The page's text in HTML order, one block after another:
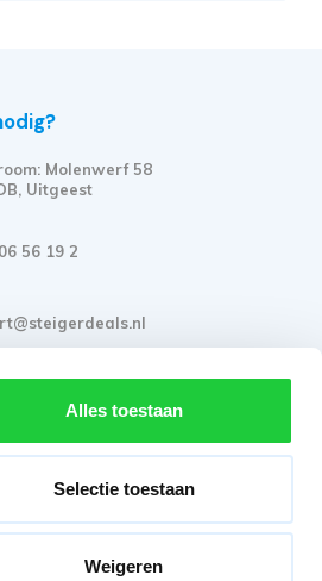
Alles toestaan
Selectie toestaan
Weigeren
Molenwerf 58
Uitgeest
56 19 2
voor onze nieuwsbrief
aanbiedingen en persoonlijk advies.